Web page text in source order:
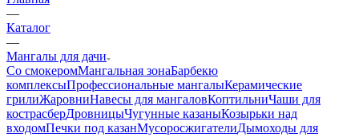
—
Каталог
—
Мангалы для дачи
Со смокеромМангальная зонаБарбекю
комплексыПрофессиональные мангалыКерамические
грилиЖаровниНавесы для мангаловКоптильниЧаши для
кострасберДровницыЧугунные казаныКозырьки над
входомПечки под казанМусоросжигателиДымоходы для